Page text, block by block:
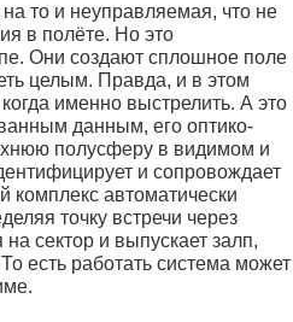
то и неуправляемая, что не
в полёте. Но это
Они создают сплошное поле
целым. Правда, и в этом
именно выстрелить. А это
данным, его оптико-
полусферу в видимом и
и сопровождает
комплекс автоматически
точку встречи через
сектор и выпускает залп,
есть работать система может